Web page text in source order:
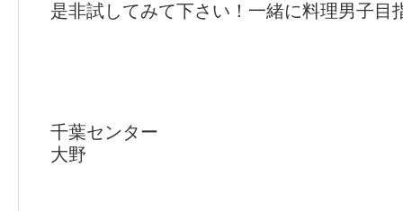
是非試してみて下さい！一緒に料理男子目
千葉センター
大野